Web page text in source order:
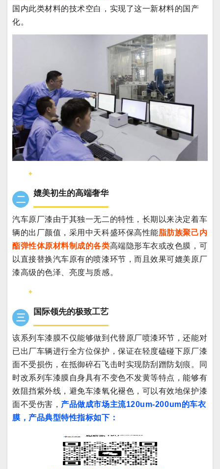
国内此类材料的技术空白，实现了这一新材料的国产
化。
二
✦
媲美初生的高端奢华
汽车原厂漆由于其独一无二的特性，长期以来决定着车
辆的出厂颜值，采用中天科盛环保高性能脂肪族聚己内
酯弹性体原材料制成的各类高端隐形车衣或改色膜，可
以直接替换汽车原有的喷漆环节，而且效果可媲美原厂
漆高级的色泽、亮度与质感。
三
✦
国际领先的极致工艺
该系列车漆膜不仅能够做到代替原厂喷漆环节，还能对
已出厂车辆进行全方位保护，保证在轻度磕碰下原厂漆
面不受损伤，在抵御碎石飞击时实现防刮蹭防划痕。同
时改系列车漆膜自身具有不变色不发黄等特点，能够有
效阻挡紫外线，避免车漆氧化褪色，可以有效地保护漆
面不受伤害， 产品做成市场主流120um-200um的车衣
膜，产品典型特性指标如下：